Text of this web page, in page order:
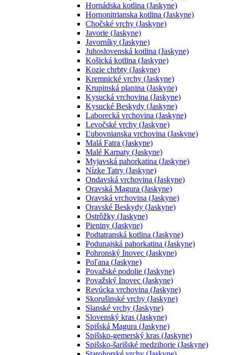
Hornádska kotlina (Jaskyne)
Hornonitrianska kotlina (Jaskyne)
Chočské vrchy (Jaskyne)
Javorie (Jaskyne)
Javorníky (Jaskyne)
Juhoslovenská kotlina (Jaskyne)
Košická kotlina (Jaskyne)
Kozie chrbty (Jaskyne)
Kremnické vrchy (Jaskyne)
Krupinská planina (Jaskyne)
Kysucká vrchovina (Jaskyne)
Kysucké Beskydy (Jaskyne)
Laborecká vrchovina (Jaskyne)
Levočské vrchy (Jaskyne)
Ľubovnianska vrchovina (Jaskyne)
Malá Fatra (Jaskyne)
Malé Karpaty (Jaskyne)
Myjavská pahorkatina (Jaskyne)
Nízke Tatry (Jaskyne)
Ondavská vrchovina (Jaskyne)
Oravská Magura (Jaskyne)
Oravská vrchovina (Jaskyne)
Oravské Beskydy (Jaskyne)
Ostrôžky (Jaskyne)
Pieniny (Jaskyne)
Podtatranská kotlina (Jaskyne)
Podunajská pahorkatina (Jaskyne)
Pohronský Inovec (Jaskyne)
Poľana (Jaskyne)
Považské podolie (Jaskyne)
Považský Inovec (Jaskyne)
Revúcka vrchovina (Jaskyne)
Skorušinské vrchy (Jaskyne)
Slanské vrchy (Jaskyne)
Slovenský kras (Jaskyne)
Spišská Magura (Jaskyne)
Spišsko-gemerský kras (Jaskyne)
Spišsko-šarišské medzihorie (Jaskyne)